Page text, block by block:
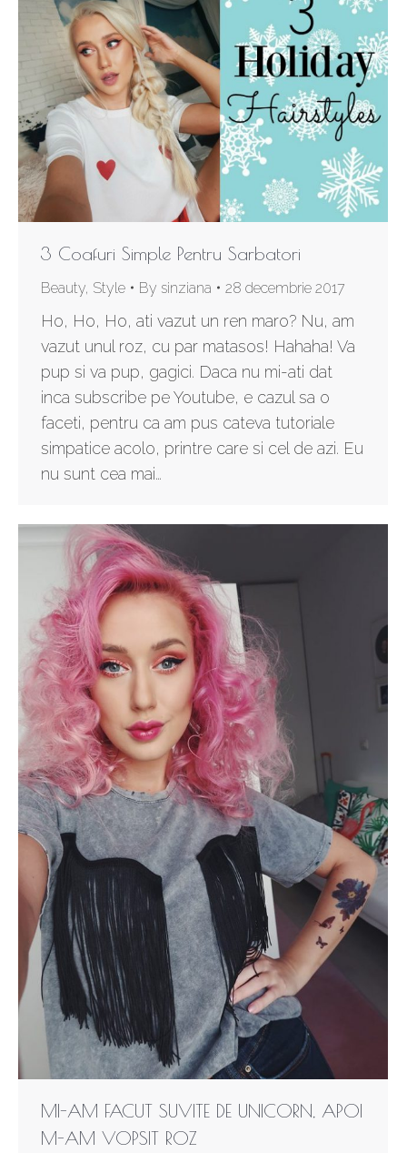
3 Coafuri Simple Pentru Sarbatori
Beauty, Style By sinziana 28 decembrie 2017
Ho, Ho, Ho, ati vazut un ren maro? Nu, am
vazut unul roz, cu par matasos! Hahaha! Va
pup si va pup, gagici. Daca nu mi-ati dat
inca subscribe pe Youtube, e cazul sa o
faceti, pentru ca am pus cateva tutoriale
simpatice acolo, printre care si cel de azi. Eu
nu sunt cea mai…
MI-AM FACUT SUVITE DE UNICORN, APOI
M-AM VOPSIT ROZ